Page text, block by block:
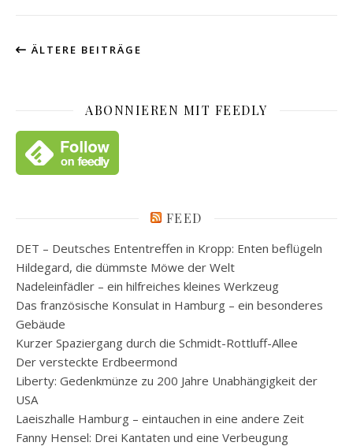
ÄLTERE BEITRÄGE
ABONNIEREN MIT FEEDLY
FEED
DET – Deutsches Ententreffen in Kropp: Enten beflügeln
Hildegard, die dümmste Möwe der Welt
Nadeleinfädler – ein hilfreiches kleines Werkzeug
Das französische Konsulat in Hamburg – ein besonderes
Gebäude
Kurzer Spaziergang durch die Schmidt-Rottluff-Allee
Der versteckte Erdbeermond
Liberty: Gedenkmünze zu 200 Jahre Unabhängigkeit der
USA
Laeiszhalle Hamburg – eintauchen in eine andere Zeit
Fanny Hensel: Drei Kantaten und eine Verbeugung